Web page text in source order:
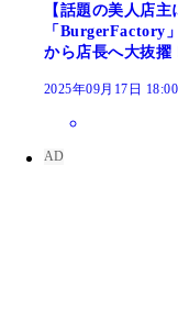
【話題の美人店
「
から店長へ大抜擢
2025年09月17日 18:00